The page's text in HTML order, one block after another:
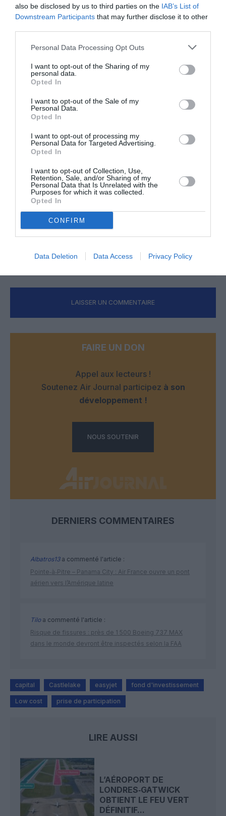
also be disclosed by us to third parties on the IAB’s List of
Downstream Participants that may further disclose it to other
Personal Data Processing Opt Outs
I want to opt-out of the Sharing of my
personal data.
Opted In
I want to opt-out of the Sale of my
Personal Data.
Opted In
I want to opt-out of processing my
Personal Data for Targeted Advertising.
Opted In
I want to opt-out of Collection, Use,
Retention, Sale, and/or Sharing of my
Personal Data that Is Unrelated with the
Purposes for which it was collected.
Opted In
CONFIRM
Data Deletion Data Access Privacy Policy
demeure le principal actionnaire individuel de la compagnie
avec environ 15 % du capital. Sir Stelios Haji‑Ioannou, figure
emblématique du groupe, en détient à lui seul près de
9,64 %, tandis que son frère Polys Haji‑Ioannou possède
famille perçoit chaque année une redevance équivalente à
0,25 % du chiffre d’affaires d’easyJet, en contrepartie de
l’utilisation de la marque « easy », dont elle reste propriétaire
(Source : uk.advfn.com).
Jeana commenté :
2 juin 2026 - 22 h 11 min
Plus de 80% des actions EasyJet sont échangeables en
RÉPONDRE
LAISSER UN COMMENTAIRE
FAIRE UN DON
Appel aux lecteurs !
Soutenez Air Journal participez à son
développement !
NOUS SOUTENIR
DERNIERS COMMENTAIRES
Albatros13a commenté l'article :
Pointe‑à‑Pitre – Panama City : Air France ouvre un pont
aérien vers l’Amérique latine
Tiloa commenté l'article :
Risque de fissures : près de 1 500 Boeing 737 MAX
dans le monde devront être inspectés selon la FAA
capital Castlelake easyjet fond d'investissement
Low cost prise de participation
LIRE AUSSI
L’AÉROPORT DE
LONDRES‑GATWICK
OBTIENT LE FEU VERT
DÉFINITIF...